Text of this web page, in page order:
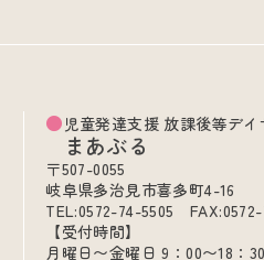
児童発達支援 放課後等デイ
まあぶる
〒507-0055
岐阜県多治見市喜多町4-16
TEL:0572-74-5505
【受付時間】
月曜日〜金曜日 9：00〜18：30